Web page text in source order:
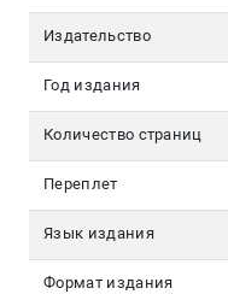
Издательство
Год издания
Количество страниц
Переплет
Язык издания
Формат издания